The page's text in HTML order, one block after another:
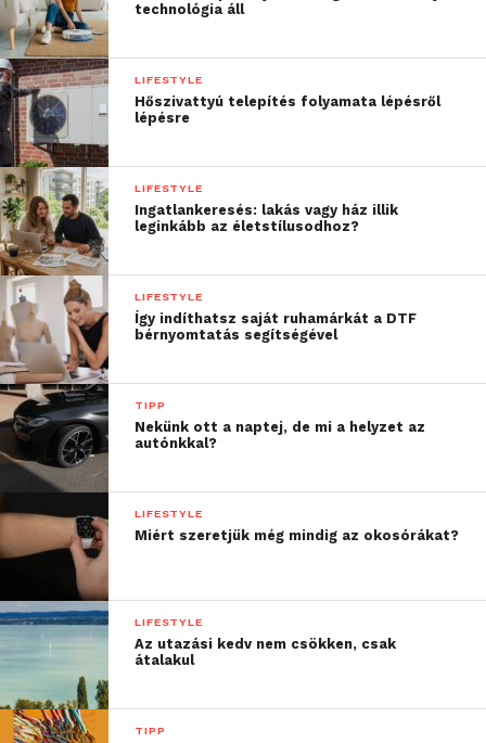
A nemesacél kontaktgrill tökéletes megoldás arra az
esetre, ha rossz idő miatt nem lehet a szabadban
grillezni. A hagyományos grillezővel szemben
számos előnnyel rendelkezik. A különböző, grillen
elkészített specialitásokat bármikor, bárhol élvezheti
akár egyedül, akár a barátaival vagy családtagjaival. A
számos funkciónak köszönhetően a kontaktgrillek
még jobbak, mint a szabadtéri környezetben
használatos hagyományos társaik. Füstmentesek,
könnyű a karbantartásuk, és nincs szükség nyílt
láng használatára.
technológia áll
LIFESTYLE
Hőszivattyú telepítés folyamata lépésről
lépésre
LIFESTYLE
Ingatlankeresés: lakás vagy ház illik
leginkább az életstílusodhoz?
LIFESTYLE
Így indíthatsz saját ruhamárkát a DTF
bérnyomtatás segítségével
TIPP
Nekünk ott a naptej, de mi a helyzet az
autónkkal?
LIFESTYLE
Miért szeretjük még mindig az okosórákat?
LIFESTYLE
Az utazási kedv nem csökken, csak
átalakul
TIPP